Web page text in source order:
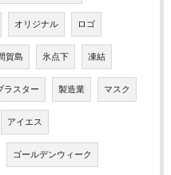
オリジナル ロゴ
賀島 氷点下 凍結
ラスター 製造業 マスク
アイエス
ゴールデンウィーク